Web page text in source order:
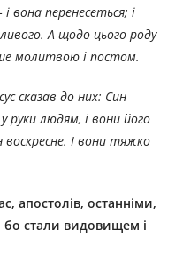
і вона перенесеться; і
А щодо цього роду
молитвою і постом.
сказав до них: Син
руки людям, і вони його
І вони тяжко
апостолів, останніми,
бо стали видовищем і